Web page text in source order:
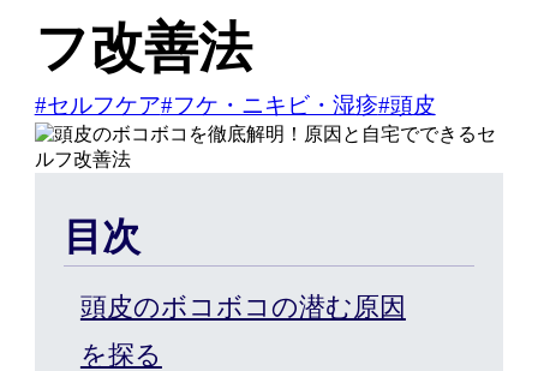
はじめての方へ
製品・サービスから探す
フ改善法
#セルフケア#フケ・ニキビ・湿疹#頭皮
目次
頭皮のボコボコの潜む原因
を探る